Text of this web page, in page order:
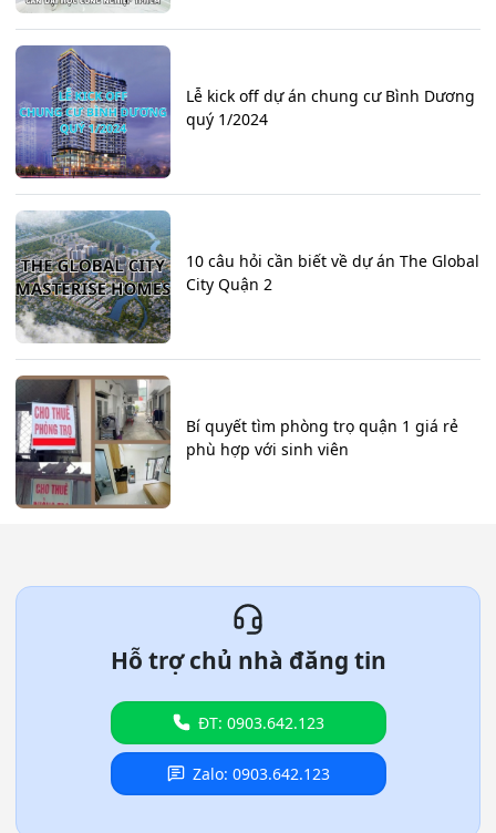
Lễ kick off dự án chung cư Bình Dương
quý 1/2024
10 câu hỏi cần biết về dự án The Global
City Quận 2
Bí quyết tìm phòng trọ quận 1 giá rẻ
phù hợp với sinh viên
Hỗ trợ chủ nhà đăng tin
ĐT: 0903.642.123
Zalo: 0903.642.123